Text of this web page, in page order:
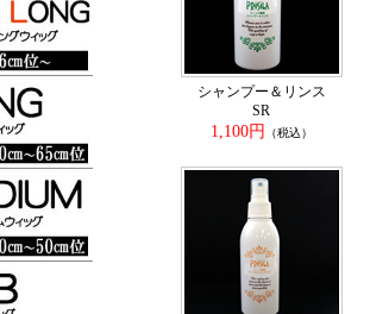
シャンプー＆リンス
SR
1,100円
（税込）